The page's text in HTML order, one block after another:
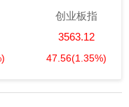
创业板指
3563.12
47.56(1.35%)